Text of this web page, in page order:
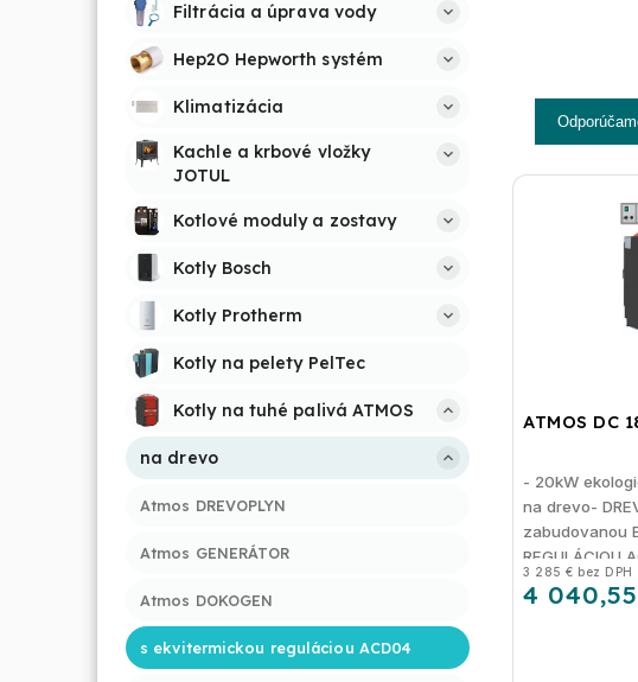
Filtrácia a úprava vody
Hep2O Hepworth systém
Klimatizácia
Kachle a krbové vložky
JOTUL
Kotlové moduly a zostavy
Kotly Bosch
Kotly Protherm
Kotly na pelety PelTec
Kotly na tuhé palivá ATMOS
na drevo
Atmos DREVOPLYN
Atmos GENERÁTOR
Atmos DOKOGEN
s ekvitermickou reguláciou ACD04
ATMOS DC
3 285 € bez DPH
4
- 20kW
na drevo-
zabudovanou
REGULÁCIOU
displejom